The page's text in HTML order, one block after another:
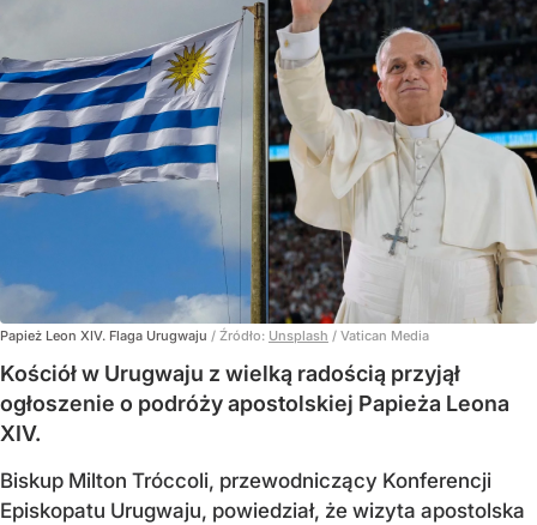
Papież Leon XIV. Flaga Urugwaju / Źródło: Unsplash / Vatican Media
Kościół w Urugwaju z wielką radością przyjął
ogłoszenie o podróży apostolskiej Papieża Leona
XIV.
Biskup Milton Tróccoli, przewodniczący Konferencji
Episkopatu Urugwaju, powiedział, że wizyta apostolska